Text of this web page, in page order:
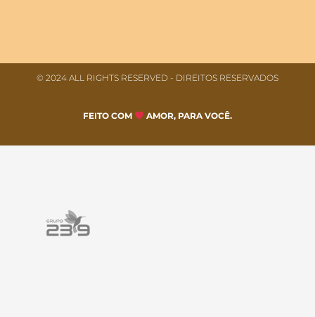
© 2024 ALL RIGHTS RESERVED​ - DIREITOS RESERVADOS
FEITO COM AMOR, PARA VOCÊ.